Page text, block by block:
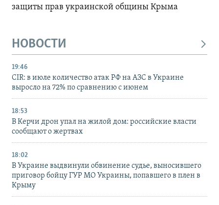
защиты прав украинской общины Крыма
НОВОСТИ
19:46
CIR: в июле количество атак РФ на АЗС в Украине
выросло на 72% по сравнению с июнем
18:53
В Керчи дрон упал на жилой дом: российские власти
сообщают о жертвах
18:02
В Украине выдвинули обвинение судье, выносившего
приговор бойцу ГУР МО Украины, попавшего в плен в
Крыму